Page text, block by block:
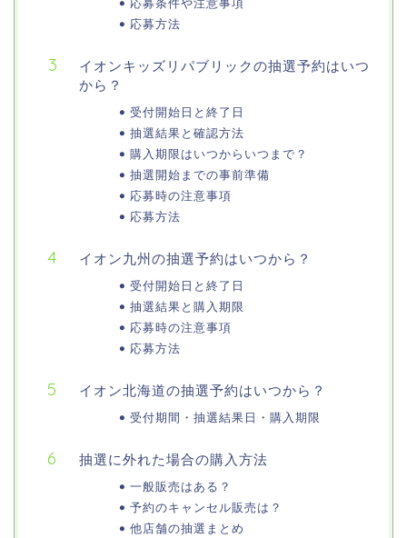
応募条件や注意事項
応募方法
イオンキッズリパブリックの抽選予約はいつ
から？
受付開始日と終了日
抽選結果と確認方法
購入期限はいつからいつまで？
抽選開始までの事前準備
応募時の注意事項
応募方法
イオン九州の抽選予約はいつから？
受付開始日と終了日
抽選結果と購入期限
応募時の注意事項
応募方法
イオン北海道の抽選予約はいつから？
受付期間・抽選結果日・購入期限
抽選に外れた場合の購入方法
一般販売はある？
予約のキャンセル販売は？
他店舗の抽選まとめ